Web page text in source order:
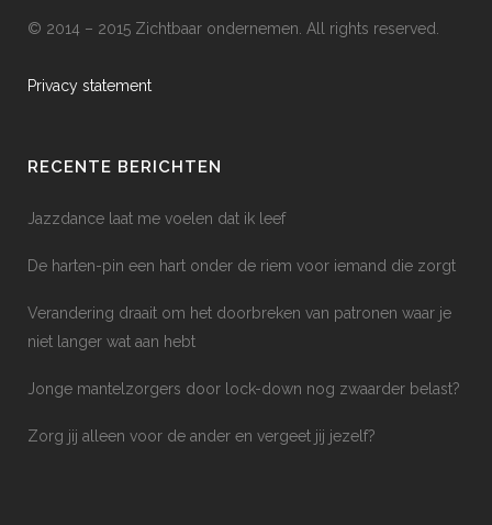
© 2014 – 2015 Zichtbaar ondernemen. All rights reserved.
Privacy statement
RECENTE BERICHTEN
Jazzdance laat me voelen dat ik leef
De harten-pin een hart onder de riem voor iemand die zorgt
Verandering draait om het doorbreken van patronen waar je
niet langer wat aan hebt
Jonge mantelzorgers door lock-down nog zwaarder belast?
Zorg jij alleen voor de ander en vergeet jij jezelf?